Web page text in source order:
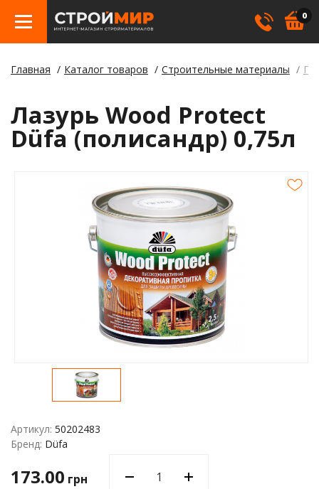
0
Смеси
Главная Каталог товаров Строительные материалы
Лазурь Wood Protect
Düfa (полисандр) 0,75л
Артикул: 50202483
Бренд: Düfa
173.00 грн